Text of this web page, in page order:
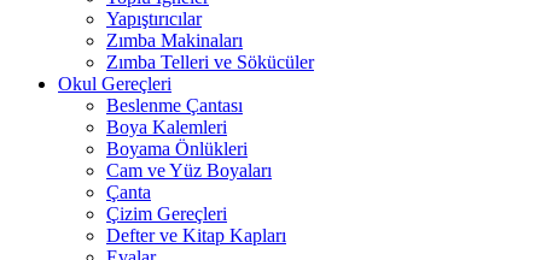
Yapıştırıcılar
Zımba Makinaları
Zımba Telleri ve Sökücüler
Okul Gereçleri
Beslenme Çantası
Boya Kalemleri
Boyama Önlükleri
Cam ve Yüz Boyaları
Çanta
Çizim Gereçleri
Defter ve Kitap Kapları